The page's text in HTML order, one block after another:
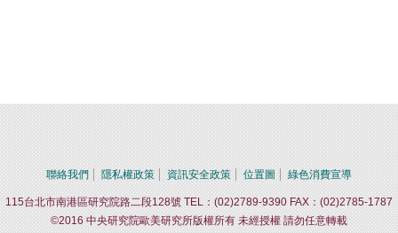
聯絡我們 隱私權政策 資訊安全政策 位置圖 綠色消費宣導
115台北市南港區研究院路二段128號 TEL：(02)2789-9390 FAX：(02)2785-1787
©2016 中央研究院歐美研究所版權所有 未經授權 請勿任意轉載